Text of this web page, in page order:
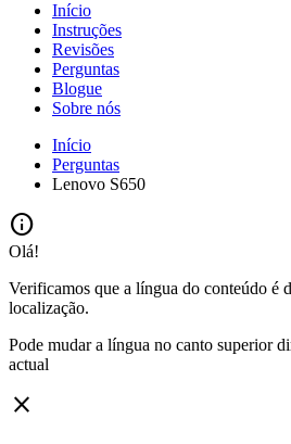
Início
Instruções
Revisões
Perguntas
Blogue
Sobre nós
Início
Perguntas
Lenovo S650
info
Olá!
Verificamos que a língua do conteúdo é
localização.
Pode mudar a língua no canto superior
actual
close